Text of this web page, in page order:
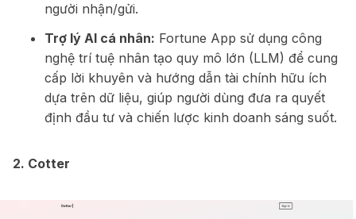
người nhận/gửi.
Trợ lý AI cá nhân: Fortune App sử dụng công
nghệ trí tuệ nhân tạo quy mô lớn (LLM) để cung
cấp lời khuyên và hướng dẫn tài chính hữu ích
dựa trên dữ liệu, giúp người dùng đưa ra quyết
định đầu tư và chiến lược kinh doanh sáng suốt.
2. Cotter